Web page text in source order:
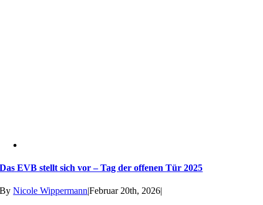
Das EVB stellt sich vor – Tag der offenen Tür 2025
ByNicole Wippermann|Februar 20th, 2026|